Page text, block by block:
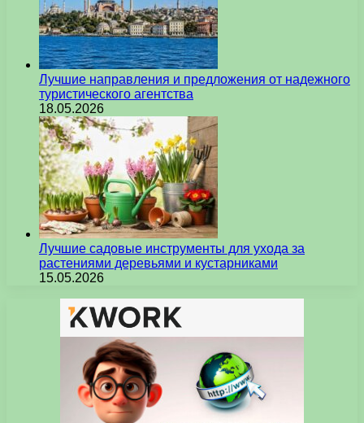
Лучшие направления и предложения от надежного
туристического агентства
18.05.2026
Лучшие садовые инструменты для ухода за
растениями деревьями и кустарниками
15.05.2026